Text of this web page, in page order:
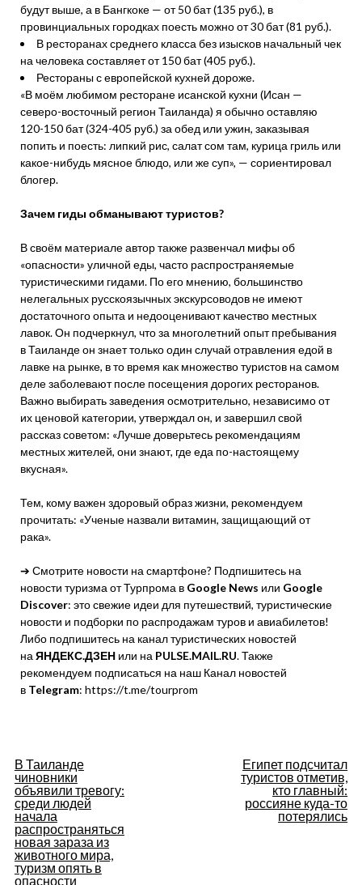
будут выше, а в Бангкоке — от 50 бат (135 руб.), в
провинциальных городках поесть можно от 30 бат (81 руб.).
В ресторанах среднего класса без изысков начальный чек
на человека составляет от 150 бат (405 руб.).
Рестораны с европейской кухней дороже.
«В моём любимом ресторане исанской кухни (Исан —
северо-восточный регион Таиланда) я обычно оставляю
120-150 бат (324-405 руб.) за обед или ужин, заказывая
попить и поесть: липкий рис, салат сом там, курица гриль или
какое-нибудь мясное блюдо, или же суп», — сориентировал
блогер.
Зачем гиды обманывают туристов?
В своём материале автор также развенчал мифы об
«опасности» уличной еды, часто распространяемые
туристическими гидами. По его мнению, большинство
нелегальных русскоязычных экскурсоводов не имеют
достаточного опыта и недооценивают качество местных
лавок. Он подчеркнул, что за многолетний опыт пребывания
в Таиланде он знает только один случай отравления едой в
лавке на рынке, в то время как множество туристов на самом
деле заболевают после посещения дорогих ресторанов.
Важно выбирать заведения осмотрительно, независимо от
их ценовой категории, утверждал он, и завершил свой
рассказ советом: «Лучше доверьтесь рекомендациям
местных жителей, они знают, где еда по-настоящему
вкусная».
Тем, кому важен здоровый образ жизни, рекомендуем
прочитать: «Ученые назвали витамин, защищающий от
рака».
➔ Смотрите новости на смартфоне? Подпишитесь на
новости туризма от Турпрома в Google News или Google
Discover: это свежие идеи для путешествий, туристические
новости и подборки по распродажам туров и авиабилетов!
Либо подпишитесь на канал туристических новостей
на ЯНДЕКС.ДЗЕН или на PULSE.MAIL.RU. Также
рекомендуем подписаться на наш Канал новостей
в Telegram: https://t.me/tourprom
Навигация
по
записям
В Таиланде
чиновники
объявили тревогу:
среди людей
начала
распространяться
новая зараза из
животного мира,
туризм опять в
опасности
Египет подсчитал
туристов отметив,
кто главный:
россияне куда-то
потерялись